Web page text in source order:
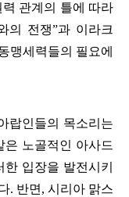
관계의 틀에 따라
의 전쟁”과 이라크
맹세력들의 필요에
랍인들의 목소리는
은 노골적인 아사드
입장을 발전시키
. 반면 , 시리아 맑스